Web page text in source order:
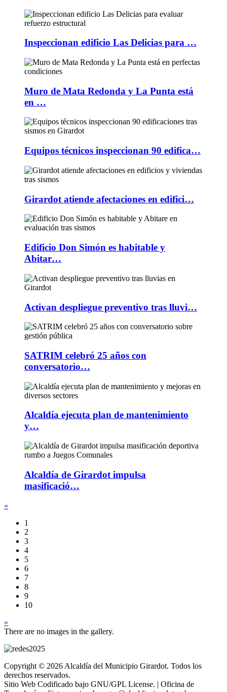
Inspeccionan edificio Las Delicias para …
Muro de Mata Redonda y La Punta está
en …
Equipos técnicos inspeccionan 90 edifica…
Girardot atiende afectaciones en edifici…
Edificio Don Simón es habitable y
Abitar…
Activan despliegue preventivo tras lluvi…
SATRIM celebró 25 años con
conversatorio…
Alcaldía ejecuta plan de mantenimiento
y…
Alcaldía de Girardot impulsa
masificació…
«
1
2
3
4
5
6
7
8
9
10
»
There are no images in the gallery.
Copyright © 2026 Alcaldía del Municipio Girardot. Todos los
derechos reservados.
Sitio Web Codificado bajo GNU/GPL License. | Oficina de